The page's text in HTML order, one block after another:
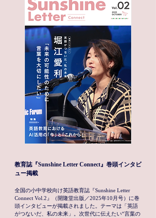
教育誌『Sunshine Letter Connect』巻頭インタビ
ュー掲載
全国の小中学校向け英語教育誌『Sunshine Letter
Connect Vol.2』（開隆堂出版／2025年10月号）に巻
頭インタビューが掲載されました。テーマは「英語
がつないだ、私の未来」。次世代に伝えたい“言葉の